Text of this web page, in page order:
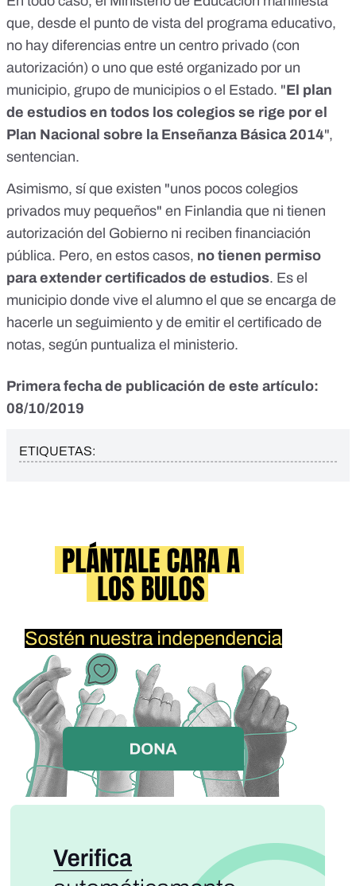
que, desde el punto de vista del programa educativo,
no hay diferencias entre un centro privado (con
autorización) o uno que esté organizado por un
municipio, grupo de municipios o el Estado. "El plan
de estudios en todos los colegios se rige por el
Plan Nacional sobre la Enseñanza Básica 2014",
sentencian.
Asimismo, sí que existen "unos pocos colegios
privados muy pequeños" en Finlandia que ni tienen
autorización del Gobierno ni reciben financiación
pública. Pero, en estos casos, no tienen permiso
para extender certificados de estudios. Es el
municipio donde vive el alumno el que se encarga de
hacerle un seguimiento y de emitir el certificado de
notas, según puntualiza el ministerio.
Primera fecha de publicación de este artículo:
08/10/2019
ETIQUETAS: